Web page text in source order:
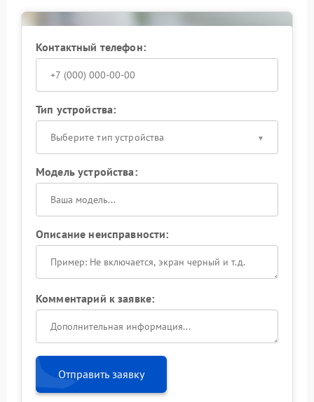
Контактный телефон:
Тип устройства:
Выберите тип устройства
Модель устройства:
Описание неисправности:
Комментарий к заявке:
Отправить заявку